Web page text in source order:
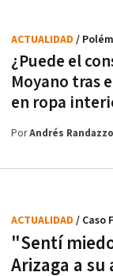
¿Puede el
Moyano tras
en ropa
ACTUALIDAD /
PorAndrés Randazzo
"Sentí
Arizaga a
ACTUALIDAD / Caso